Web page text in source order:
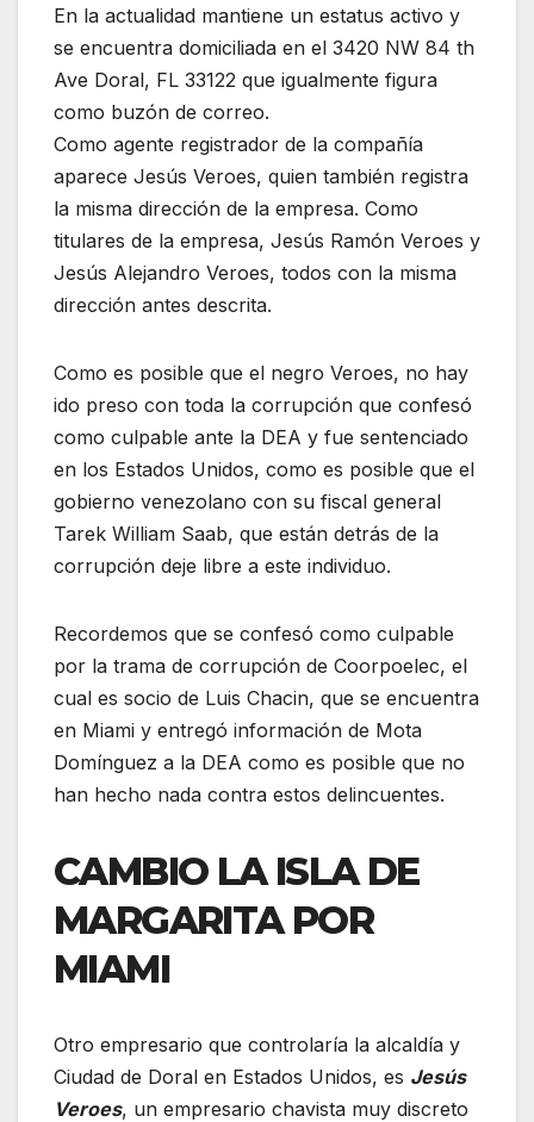
En la actualidad mantiene un estatus activo y
se encuentra domiciliada en el 3420 NW 84 th
Ave Doral, FL 33122 que igualmente figura
como buzón de correo.
Como agente registrador de la compañía
aparece Jesús Veroes, quien también registra
la misma dirección de la empresa. Como
titulares de la empresa, Jesús Ramón Veroes y
Jesús Alejandro Veroes, todos con la misma
dirección antes descrita.
Como es posible que el negro Veroes, no hay
ido preso con toda la corrupción que confesó
como culpable ante la DEA y fue sentenciado
en los Estados Unidos, como es posible que el
gobierno venezolano con su fiscal general
Tarek William Saab, que están detrás de la
corrupción deje libre a este individuo.
Recordemos que se confesó como culpable
por la trama de corrupción de Coorpoelec, el
cual es socio de Luis Chacin, que se encuentra
en Miami y entregó información de Mota
Domínguez a la DEA como es posible que no
han hecho nada contra estos delincuentes.
CAMBIO LA ISLA DE
MARGARITA POR
MIAMI
Otro empresario que controlaría la alcaldía y
Ciudad de Doral en Estados Unidos, es Jesús
Veroes, un empresario chavista muy discreto